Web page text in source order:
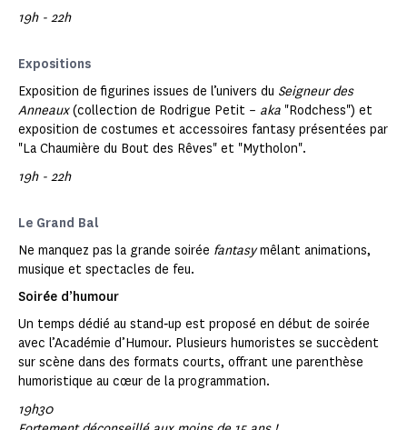
19h - 22h
Expositions
Exposition de figurines issues de l’univers du Seigneur des
Anneaux(collection de Rodrigue Petit – aka "Rodchess") et
exposition de costumes et accessoires fantasy présentées par
"La Chaumière du Bout des Rêves" et "Mytholon".
19h - 22h
Le Grand Bal
Ne manquez pas la grande soirée fantasymêlant animations,
musique et spectacles de feu.
Soirée d’humour
Un temps dédié au stand‑up est proposé en début de soirée
avec l’Académie d’Humour. Plusieurs humoristes se succèdent
sur scène dans des formats courts, offrant une parenthèse
humoristique au cœur de la programmation.
19h30